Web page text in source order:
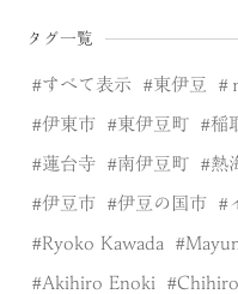
タグ一覧
すべて表示 東伊豆
伊東市 東伊豆町 稲
蓮台寺 南伊豆町 熱
伊豆市 伊豆の国市
Ryoko Kawada
Akihiro Enoki